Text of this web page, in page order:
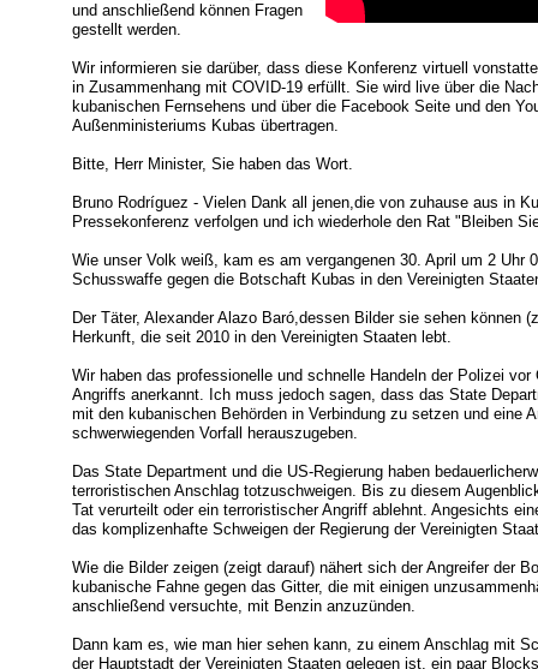
und anschließend können Fragen
gestellt werden.
Wir informieren sie darüber, dass diese Konferenz virtuell
in Zusammenhang mit COVID-19 erfüllt. Sie wird live über die
kubanischen Fernsehens und über die Facebook Seite und den
Außenministeriums Kubas übertragen.
Bitte, Herr Minister, Sie haben das Wort.
Bruno Rodríguez - Vielen Dank all jenen,die von zuhause aus in
Pressekonferenz verfolgen und ich wiederhole den Rat "Bleiben
Wie unser Volk weiß, kam es am vergangenen 30. April um 2 Uhr
Schusswaffe gegen die Botschaft Kubas in den Vereinigten
Der Täter, Alexander Alazo Baró,dessen Bilder sie sehen können
Herkunft, die seit 2010 in den Vereinigten Staaten lebt.
Wir haben das professionelle und schnelle Handeln der Polizei
Angriffs anerkannt. Ich muss jedoch sagen, dass das State
mit den kubanischen Behörden in Verbindung zu setzen und eine
schwerwiegenden Vorfall herauszugeben.
Das State Department und die US-Regierung haben
terroristischen Anschlag totzuschweigen. Bis zu diesem
Tat verurteilt oder ein terroristischer Angriff ablehnt. Angesichts
das komplizenhafte Schweigen der Regierung der Vereinigten
Wie die Bilder zeigen (zeigt darauf) nähert sich der Angreifer der
kubanische Fahne gegen das Gitter, die mit einigen
anschließend versuchte, mit Benzin anzuzünden.
Dann kam es, wie man hier sehen kann, zu einem Anschlag mit
der Hauptstadt der Vereinigten Staaten gelegen ist, ein paar